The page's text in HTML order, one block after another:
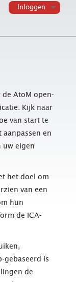
Inloggen
de AtoM open-
Kijk naar
van start te
en
uw eigen
het doel om
van een
hun
de ICA-
gebaseerd is
de